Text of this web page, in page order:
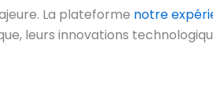
La plateforme notre
leurs innovations